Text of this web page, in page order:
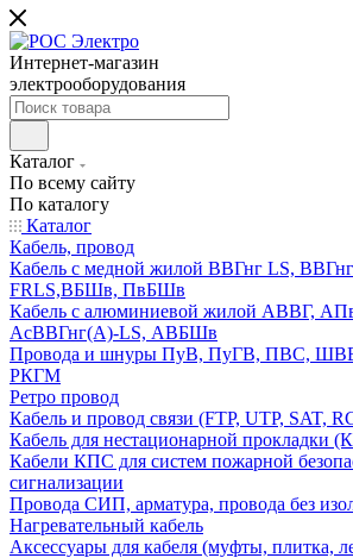
Интернет-магазин
электрооборудования
Каталог
По всему сайту
По каталогу
Каталог
Кабель, провод
Кабель с медной жилой ВВГнг LS,
FRLS,ВБШв, ПвБШв
Кабель с алюминиевой жилой АВВГ,
АсВВГнг(А)-LS, АВБШв
Провода и шнуры ПуВ, ПуГВ, ПВС,
РКГМ
Ретро провод
Кабель и провод связи (FTP, UTP, SAT,
Кабель для нестационарной прокладки
Кабели КПС для систем пожарной
сигнализации
Провода СИП, арматура, провода без
Нагревательный кабель
Аксессуары для кабеля (муфты, плитка,